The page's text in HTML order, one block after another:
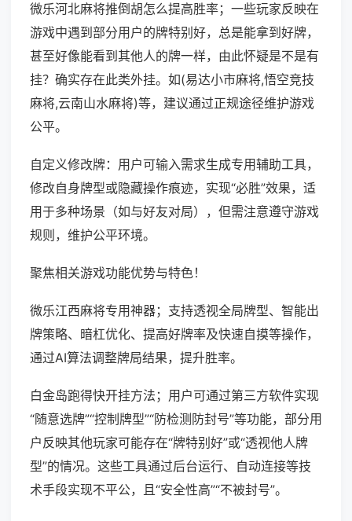
微乐河北麻将推倒胡怎么提高胜率；一些玩家反映在
游戏中遇到部分用户的牌特别好，总是能拿到好牌，
甚至好像能看到其他人的牌一样，由此怀疑是不是有
挂？确实存在此类外挂。如(易达小市麻将,悟空竞技
麻将,云南山水麻将)等，建议通过正规途径维护游戏
公平。
自定义修改牌：用户可输入需求生成专用辅助工具，
修改自身牌型或隐藏操作痕迹，实现“必胜”效果，适
用于多种场景（如与好友对局），但需注意遵守游戏
规则，维护公平环境。
聚焦相关游戏功能优势与特色！
微乐江西麻将专用神器；支持透视全局牌型、智能出
牌策略、暗杠优化、提高好牌率及快速自摸等操作，
通过AI算法调整牌局结果，提升胜率。
白金岛跑得快开挂方法；用户可通过第三方软件实现
“随意选牌”“控制牌型”“防检测防封号”等功能，部分用
户反映其他玩家可能存在“牌特别好”或“透视他人牌
型”的情况。这些工具通过后台运行、自动连接等技
术手段实现不平公，且“安全性高”“不被封号”。